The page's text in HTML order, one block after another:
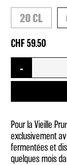
20 CL
59.50
-
Vieille
Finish
Pour la Vieille
exclusivement
fermentées et
quelques mois